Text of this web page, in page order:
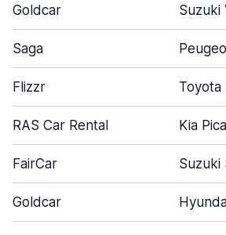
Goldcar Suzuki
Saga
Flizzr Toyota
RAS Car Rental Kia
FairCar Suzuki
Goldcar